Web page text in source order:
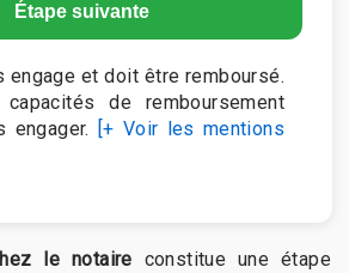
Étape suivante
engage et doit être remboursé.
de remboursement
engager.
[+ Voir les mentions
le notaire constitue une étape